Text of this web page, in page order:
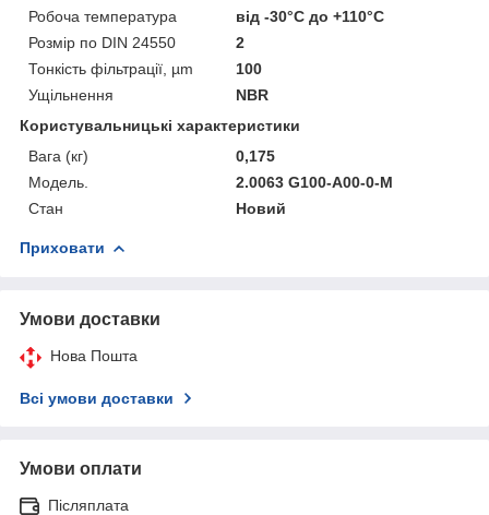
Робоча температура
від -30°С до +110°С
Розмір по DIN 24550
2
Тонкість фільтрації, µm
100
Ущільнення
NBR
Користувальницькі характеристики
Вага (кг)
0,175
Мoдель.
2.0063 G100-A00-0-M
Стан
Новий
Приховати
Умови доставки
Нова Пошта
Всі умови доставки
Умови оплати
Післяплата